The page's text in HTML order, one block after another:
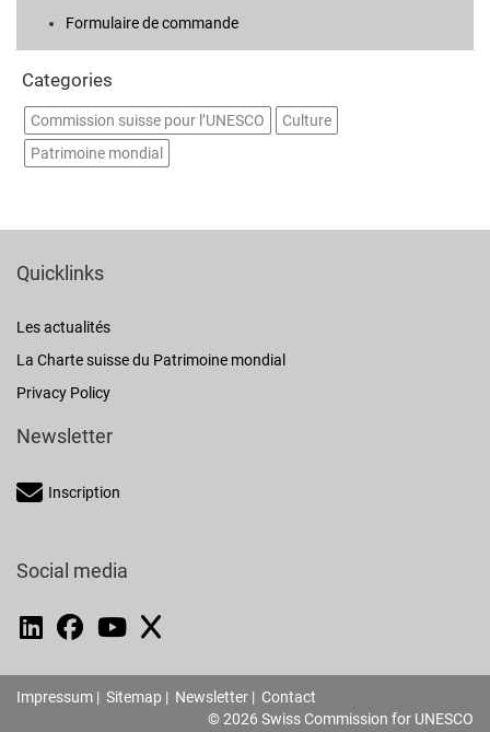
Formulaire de commande
Categories
Commission suisse pour l’UNESCO
Culture
Patrimoine mondial
Quicklinks
Les actualités
La Charte suisse du Patrimoine mondial
Privacy Policy
Newsletter
Inscription
Social media
Impressum | Sitemap | Newsletter | Contact
© 2026 Swiss Commission for UNESCO